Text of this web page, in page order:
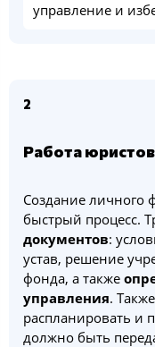
управление и
2
Работа юристов
Создание личного
быстрый процесс.
документов:
устав, решение
фонда, а также
управления.
распланировать и
должно быть